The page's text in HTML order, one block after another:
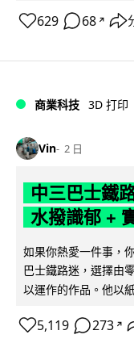
629 68 ↗
商業科技 3D 打印
Vin 2 日
中三巴士鐵
水撥識郁 +
如果你熱愛一件事，
巴士鐵路迷，選擇由
以運作的作品。他以
5,119 273 ↗